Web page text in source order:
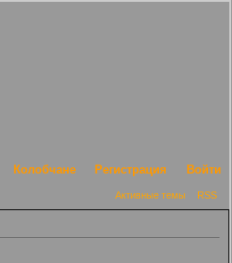
Колобчане Регистрация Войти
Активные темы RSS